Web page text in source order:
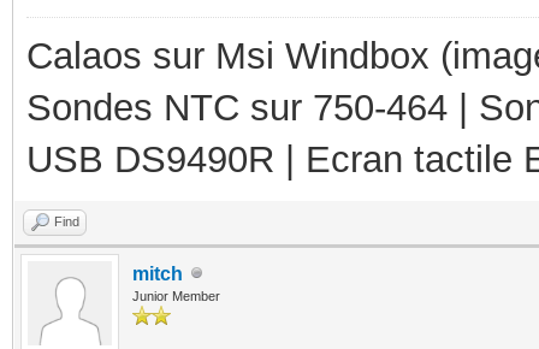
Calaos sur Msi Windbox
Sondes NTC sur 750-464 |
USB DS9490R | Ecran tactile
Find
mitch
Junior Member